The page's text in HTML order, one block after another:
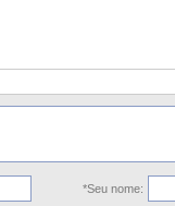
*Seu nome: